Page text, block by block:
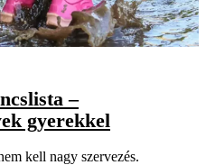
–
gyerekkel
kell nagy szervezés.